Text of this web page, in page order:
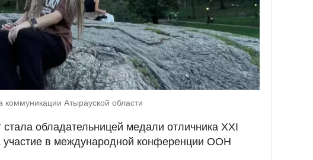
коммуникации Атырауской области
стала обладательницей медали отличника ХХI
в международной конференции ООН